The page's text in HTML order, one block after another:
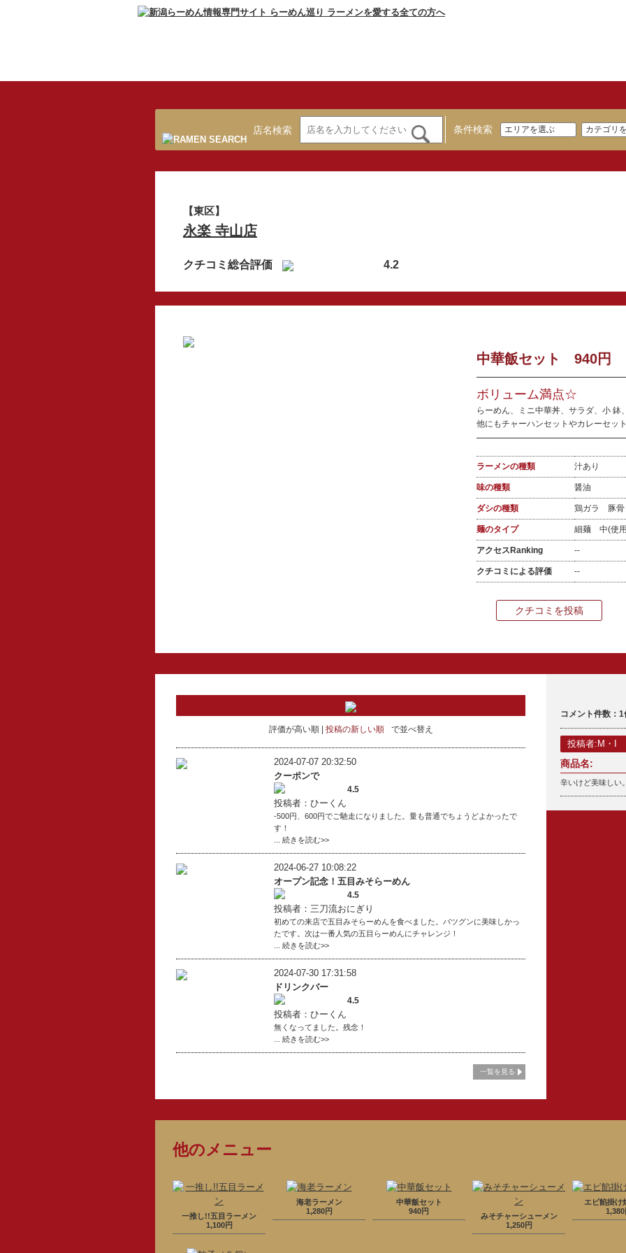
店名検索 条件検索
【東区】
永楽 寺山店
クチコミ総合評価 4.2
中華飯セット 940円
ボリューム満点☆
らーめん、ミニ中華丼、サラダ、小 鉢
他にもチャーハンセットやカレーセッ
ラーメンの種類 汁あり
味の種類 醤油
ダシの種類 鶏ガラ 豚
麺のタイプ 細麺 中(使
アクセスRanking --
クチコミによる評価 --
クチコミを投稿
評価が高い順 投稿の新しい順 で並べ替え
2024-07-07 20:32:50
クーポンで
4.5
投稿者：ひーくん
-500円、600円でご馳走になりました。量も普通でちょうどよかったで
す！
... 続きを読む>>
2024-06-27 10:08:22
オープン記念！五目みそらーめん
4.5
投稿者：三刀流おにぎり
初めての来店で五目みそらーめんを食べました。バツグンに美味しかっ
たです。次は一番人気の五目らーめんにチャレンジ！
... 続きを読む>>
2024-07-30 17:31:58
ドリンクバー
4.5
投稿者：ひーくん
無くなってました。残念！
... 続きを読む>>
一覧を見る
コメント件数：1
投稿者:M・I
商品名:
辛いけど美味しい
他のメニュー
一推し!!五目ラーメン
1,100円
海老ラーメン
1,280円
中華飯セット
940円
みそチャーシューメン
1,250円
エビ餡掛け
1,380